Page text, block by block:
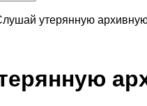
утерянную